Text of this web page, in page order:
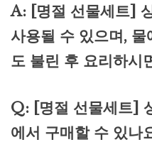
A: [명절 선물세트]
사용될 수 있으며,
도 불린 후 요리하시
Q: [명절 선물세트]
에서 구매할 수 있나